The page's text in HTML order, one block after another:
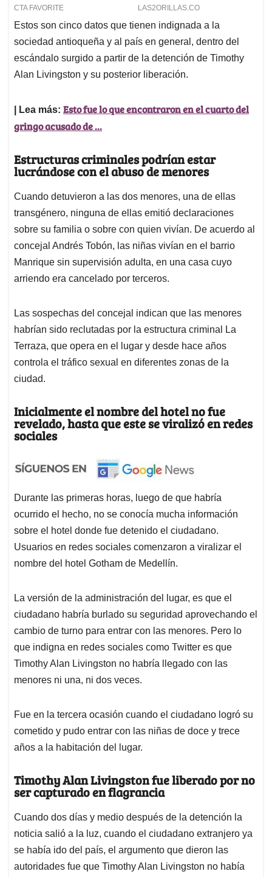
Estos son cinco datos que tienen indignada a la
sociedad antioqueña y al país en general, dentro del
escándalo surgido a partir de la detención de Timothy
Alan Livingston y su posterior liberación.
| Lea más: Esto fue lo que encontraron en el cuarto del
gringo acusado de ...
Estructuras criminales podrían estar
lucrándose con el abuso de menores
Cuando detuvieron a las dos menores, una de ellas
transgénero, ninguna de ellas emitió declaraciones
sobre su familia o sobre con quien vivían. De acuerdo al
concejal Andrés Tobón, las niñas vivían en el barrio
Manrique sin supervisión adulta, en una casa cuyo
arriendo era cancelado por terceros.
Las sospechas del concejal indican que las menores
habrían sido reclutadas por la estructura criminal La
Terraza, que opera en el lugar y desde hace años
controla el tráfico sexual en diferentes zonas de la
ciudad.
Inicialmente el nombre del hotel no fue
revelado, hasta que este se viralizó en redes
sociales
Durante las primeras horas, luego de que habría
ocurrido el hecho, no se conocía mucha información
sobre el hotel donde fue detenido el ciudadano.
Usuarios en redes sociales comenzaron a viralizar el
nombre del hotel Gotham de Medellín.
La versión de la administración del lugar, es que el
ciudadano habría burlado su seguridad aprovechando el
cambio de turno para entrar con las menores. Pero lo
que indigna en redes sociales como Twitter es que
Timothy Alan Livingston no habría llegado con las
menores ni una, ni dos veces.
Fue en la tercera ocasión cuando el ciudadano logró su
cometido y pudo entrar con las niñas de doce y trece
años a la habitación del lugar.
Timothy Alan Livingston fue liberado por no
ser capturado en flagrancia
Cuando dos días y medio después de la detención la
noticia salió a la luz, cuando el ciudadano extranjero ya
se había ido del país, el argumento que dieron las
autoridades fue que Timothy Alan Livingston no había